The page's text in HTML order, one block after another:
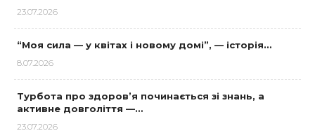
23.07.2026
“Моя сила — у квітах і новому домі”, — історія…
8.07.2026
Турбота про здоров’я починається зі знань, а
активне довголіття —…
23.07.2026